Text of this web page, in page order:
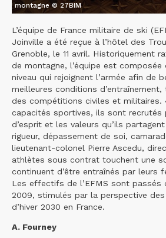
montagne © 27BIM
L’équipe de France militaire de ski
Joinville a été reçue à l’hôtel des
Grenoble, le 11 avril. Historiquement
de montagne, l’équipe est
niveau qui rejoignent l’armée afin de
meilleures conditions
des compétitions civiles et militaires.
capacités sportives, ils sont recrutés
d’esprit et les valeurs qu’ils partagent
rigueur, dépassement de soi,
lieutenant-colonel Pierre Ascedu,
athlètes sous contrat touchent une
continuent d’être entraînés par leurs
Les effectifs de l’EFMS sont passés
2009, stimulés par la perspective
d’hiver 2030 en France.
A. Fourney